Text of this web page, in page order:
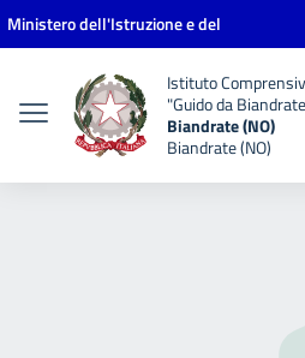
Vai ai contenuti
Vai al menu di navigazione
Vai al footer
Ministero dell'Istruzione e del
Istituto
"Guido da
Biandrate (NO)
Biandrate (NO)